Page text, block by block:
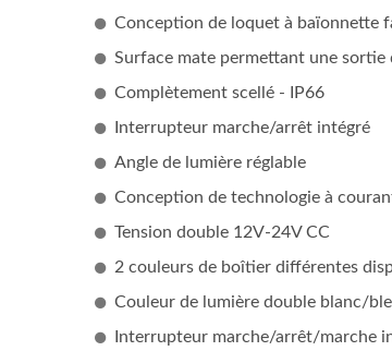
Conception de loquet à baïonnette
Surface mate permettant une sortie
Complètement scellé - IP66
Interrupteur marche/arrêt intégré
Angle de lumière réglable
Conception de technologie à
Tension double 12V-24V CC
2 couleurs de boîtier différentes
Couleur de lumière double blanc/
Interrupteur marche/arrêt/marche
Série D'interrupteurs